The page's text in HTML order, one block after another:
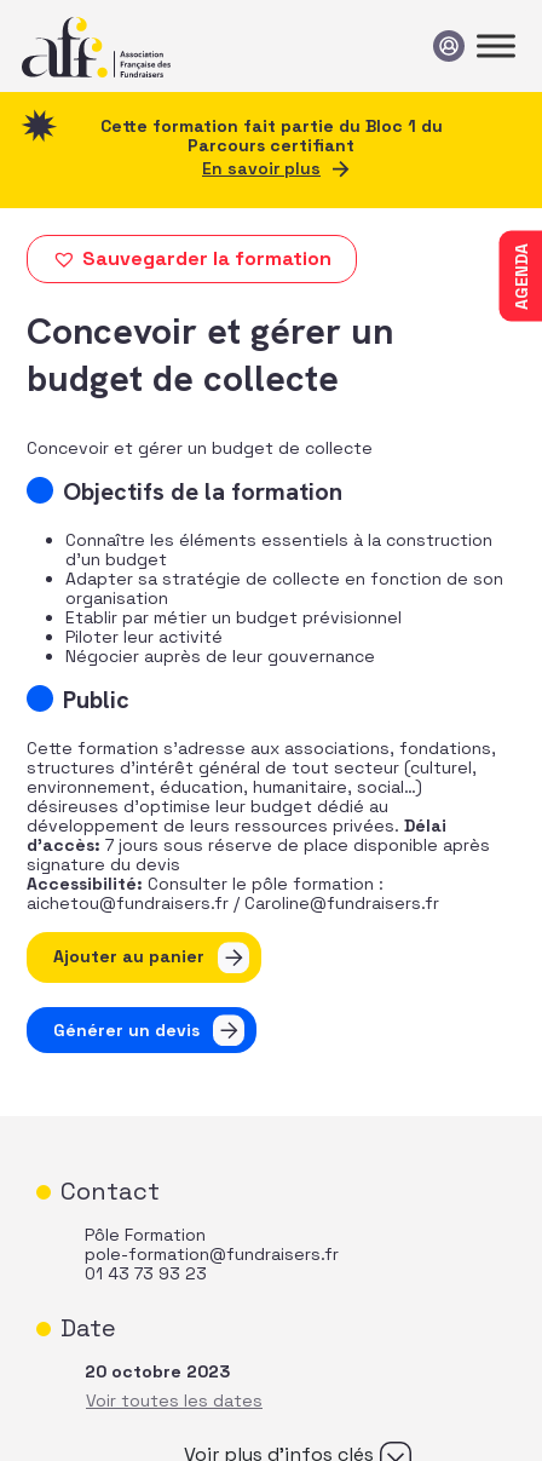
AGENDA
Cette formation fait partie du Bloc 1 du
Parcours certifiant
En savoir plus
Sauvegarder la formation
Concevoir et gérer un
budget de collecte
Concevoir et gérer un budget de collecte
Objectifs de la formation
Connaître les éléments essentiels à la construction
d’un budget
Adapter sa stratégie de collecte en fonction de son
organisation
Etablir par métier un budget prévisionnel
Piloter leur activité
Négocier auprès de leur gouvernance
Public
Cette formation s’adresse aux associations, fondations,
structures d’intérêt général de tout secteur (culturel,
environnement, éducation, humanitaire, social…)
désireuses d’optimise leur budget dédié au
développement de leurs ressources privées.Délai
d’accès: 7 jours sous réserve de place disponible après
signature du devis
Accessibilité: Consulter le pôle formation :
aichetou@fundraisers.fr / Caroline@fundraisers.fr
quantité de Concevoir et gérer un budget de collecte
Ajouter au panier
Générer un devis
Contact
Pôle Formation
pole-formation@fundraisers.fr
01 43 73 93 23
Date
20 octobre 2023
Voir plus d’infos clés